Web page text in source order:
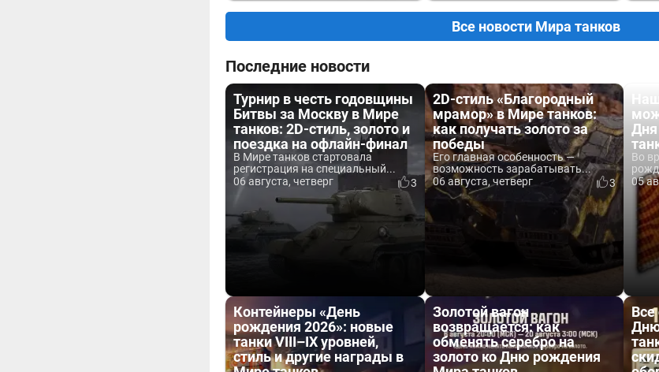
Все новости Мира танков
Последние новости
Турнир в честь годовщины
Битвы за Москву в Мире
танков: 2D-стиль, золото и
поездка на офлайн-финал
В Мире танков стартовала
регистрация на специальный...
06 августа, четверг
3
2D-стиль «Благородный
мрамор» в Мире танков:
как получать золото за
победы
Его главная особенность —
возможность зарабатывать...
06 августа, четверг
3
Во
05
Контейнеры «День
рождения 2026»: новые
танки VIII–IX уровней,
стиль и другие награды в
Золотой вагон
возвращается: как
обменять серебро на
золото ко Дню рождения
Все